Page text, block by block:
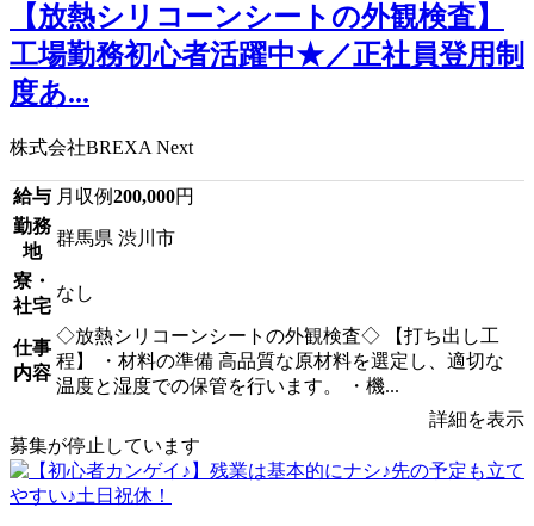
【放熱シリコーンシートの外観検査】
工場勤務初心者活躍中★／正社員登用制
度あ...
株式会社BREXA Next
給与 月収例200,000円
勤務
地
群馬県 渋川市
寮・
社宅
なし
仕事
内容
◇放熱シリコーンシートの外観検査◇ 【打ち出し工
程】 ・材料の準備 高品質な原材料を選定し、適切な
温度と湿度での保管を行います。 ・機...
詳細を表示
募集が停止しています